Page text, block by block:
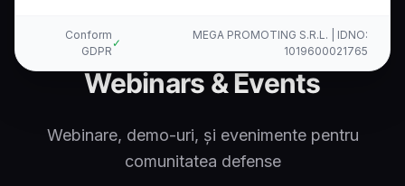
MEGA PROMOTING S.R.L. | IDNO:
1019600021765
✓
Conform
GDPR
Kallina Voice AI
Webinars & Events
Webinare, demo-uri, și evenimente pentru
comunitatea defense